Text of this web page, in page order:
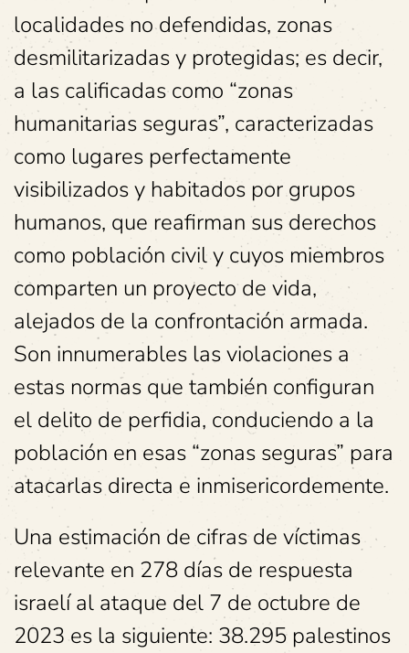
localidades no defendidas, zonas
desmilitarizadas y protegidas; es decir,
a las calificadas como “zonas
humanitarias seguras”, caracterizadas
como lugares perfectamente
visibilizados y habitados por grupos
humanos, que reafirman sus derechos
como población civil y cuyos miembros
comparten un proyecto de vida,
alejados de la confrontación armada.
Son innumerables las violaciones a
estas normas que también configuran
el delito de perfidia, conduciendo a la
población en esas “zonas seguras” para
atacarlas directa e inmisericordemente.
Una estimación de cifras de víctimas
relevante en 278 días de respuesta
israelí al ataque del 7 de octubre de
2023 es la siguiente: 38.295 palestinos